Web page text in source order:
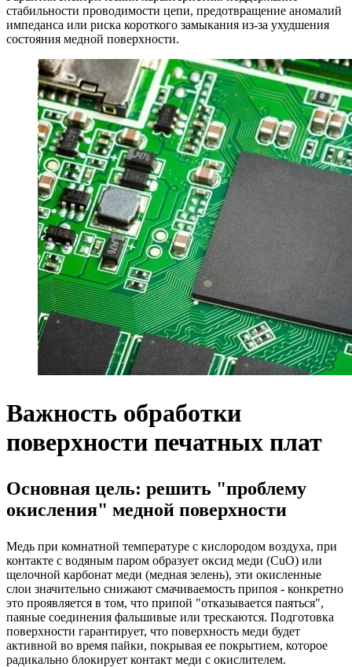
стабильности проводимости цепи, предотвращение аномалий
импеданса или риска короткого замыкания из-за ухудшения
состояния медной поверхности.
Важность обработки
поверхности печатных плат
Основная цель: решить "проблему
окисления" медной поверхности
Медь при комнатной температуре с кислородом воздуха, при
контакте с водяным паром образует оксид меди (CuO) или
щелочной карбонат меди (медная зелень), эти окисленные
слои значительно снижают смачиваемость припоя - конкретно
это проявляется в том, что припой "отказывается паяться",
паяные соединения фальшивые или трескаются. Подготовка
поверхности гарантирует, что поверхность меди будет
активной во время пайки, покрывая ее покрытием, которое
радикально блокирует контакт меди с окислителем.